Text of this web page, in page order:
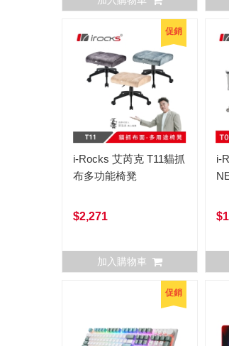
促銷
i-Rocks 艾芮克 T11貓抓
布多功能椅凳
$2,271
加入購物車
i-
促銷